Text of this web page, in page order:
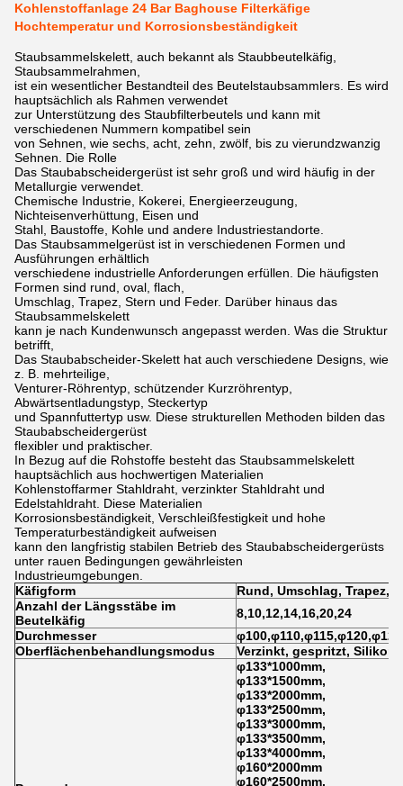
Kohlenstoffanlage 24 Bar Baghouse Filterkäfige
Hochtemperatur und Korrosionsbeständigkeit
Staubsammelskelett, auch bekannt als Staubbeutelkäfig,
Staubsammelrahmen,
ist ein wesentlicher Bestandteil des Beutelstaubsammlers. Es wird
hauptsächlich als Rahmen verwendet
zur Unterstützung des Staubfilterbeutels und kann mit
verschiedenen Nummern kompatibel sein
von Sehnen, wie sechs, acht, zehn, zwölf, bis zu vierundzwanzig
Sehnen. Die Rolle
Das Staubabscheidergerüst ist sehr groß und wird häufig in der
Metallurgie verwendet.
Chemische Industrie, Kokerei, Energieerzeugung,
Nichteisenverhüttung, Eisen und
Stahl, Baustoffe, Kohle und andere Industriestandorte.
Das Staubsammelgerüst ist in verschiedenen Formen und
Ausführungen erhältlich
verschiedene industrielle Anforderungen erfüllen. Die häufigsten
Formen sind rund, oval, flach,
Umschlag, Trapez, Stern und Feder. Darüber hinaus das
Staubsammelskelett
kann je nach Kundenwunsch angepasst werden. Was die Struktur
betrifft,
Das Staubabscheider-Skelett hat auch verschiedene Designs, wie
z. B. mehrteilige,
Venturer-Röhrentyp, schützender Kurzröhrentyp,
Abwärtsentladungstyp, Steckertyp
und Spannfuttertyp usw. Diese strukturellen Methoden bilden das
Staubabscheidergerüst
flexibler und praktischer.
In Bezug auf die Rohstoffe besteht das Staubsammelskelett
hauptsächlich aus hochwertigen Materialien
Kohlenstoffarmer Stahldraht, verzinkter Stahldraht und
Edelstahldraht. Diese Materialien
Korrosionsbeständigkeit, Verschleißfestigkeit und hohe
Temperaturbeständigkeit aufweisen
kann den langfristig stabilen Betrieb des Staubabscheidergerüsts
unter rauen Bedingungen gewährleisten
Industrieumgebungen.
Käfigform
Rund, Umschlag, Trapez,
Anzahl der Längsstäbe im
Beutelkäfig
8,10,12,14,16,20,24
Durchmesser
Oberflächenbehandlungsmodus
Verzinkt, gespritzt, Silikon
φ133*1000mm,
φ133*1500mm,
φ133*2000mm,
φ133*2500mm,
φ133*3000mm,
φ133*3500mm,
φ133*4000mm,
φ160*2000mm
φ160*2500mm,